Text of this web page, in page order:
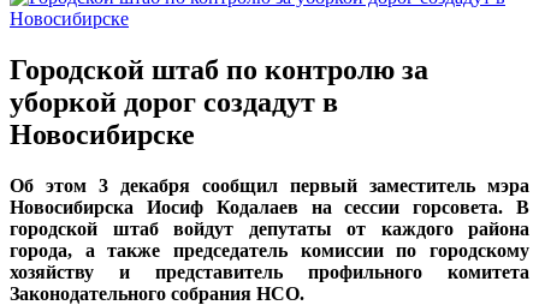
Городской штаб по контролю за
уборкой дорог создадут в
Новосибирске
Об этом 3 декабря сообщил первый заместитель мэра
Новосибирска Иосиф Кодалаев на сессии горсовета. В
городской штаб войдут депутаты от каждого района
города, а также председатель комиссии по городскому
хозяйству и представитель профильного комитета
Законодательного собрания НСО.